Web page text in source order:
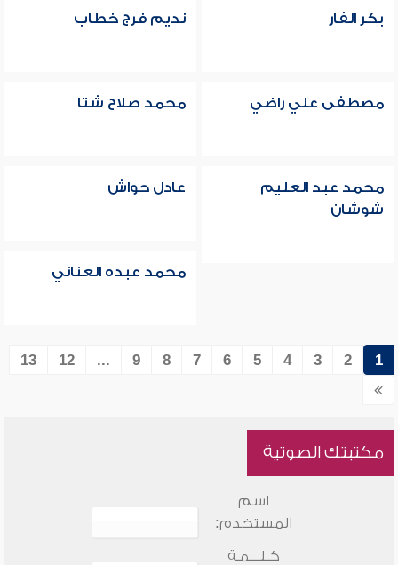
بكر الفار نديم فرج خطاب
مصطفى علي راضي محمد صلاح شتا
محمد عبد العليم
شوشان
عادل حواش
محمد عبده العناني
1
2
3
4
5
6
7
8
9
...
12
13
مكتبتك الصوتية
اسم
المستخدم:
كـلـــمـة